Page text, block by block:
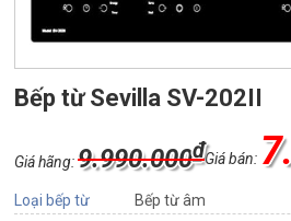
Bếp từ Sevilla SV-202II
Giá bán:
Giá hãng:9.990.000₫
Loại bếp từ
Bếp từ âm